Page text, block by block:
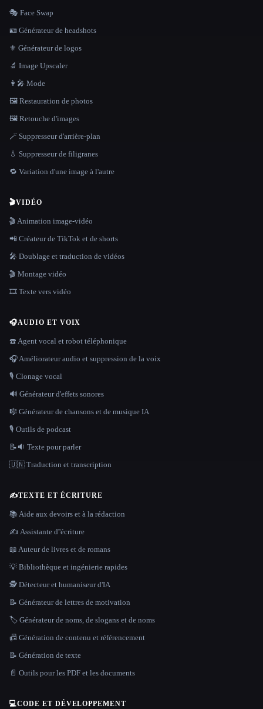
🎭 Face Swap
🪪 Générateur de headshots
⚜️ Générateur de logos
🔬 Image Upscaler
👩‍🎤 Mode
🖼️ Restauration de photos
🖼️ Retouche d'images
🪄 Suppresseur d'arrière-plan
💧 Suppresseur de filigranes
🔁 Variation d'une image à l'autre
🎬VIDÉO
🎬 Animation image-vidéo
📲 Créateur de TikTok et de shorts
🎤 Doublage et traduction de vidéos
🎬 Montage vidéo
🎞️ Texte vers vidéo
🎧AUDIO ET VOIX
☎️ Agent vocal et robot téléphonique
🎧 Améliorateur audio et suppression de la voix
🎙️ Clonage vocal
🔊 Générateur d'effets sonores
🎼 Générateur de chansons et de musique IA
🎙️ Outils de podcast
📝🔉 Texte pour parler
🇺🇳 Traduction et transcription
✍️TEXTE ET ÉCRITURE
📚 Aide aux devoirs et à la rédaction
✍️ Assistante d''écriture
📖 Auteur de livres et de romans
💡 Bibliothèque et ingénierie rapides
🕵️ Détecteur et humaniseur d'IA
📝 Générateur de lettres de motivation
🏷️ Générateur de noms, de slogans et de noms
📠 Génération de contenu et référencement
📝 Génération de texte
📄 Outils pour les PDF et les documents
💻CODE ET DÉVELOPPEMENT